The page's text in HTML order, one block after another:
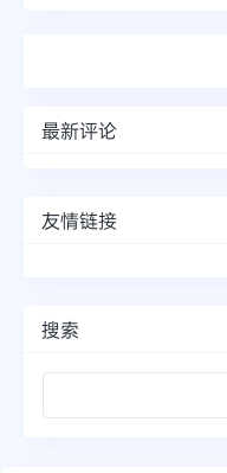
最新评论
友情链接
搜索